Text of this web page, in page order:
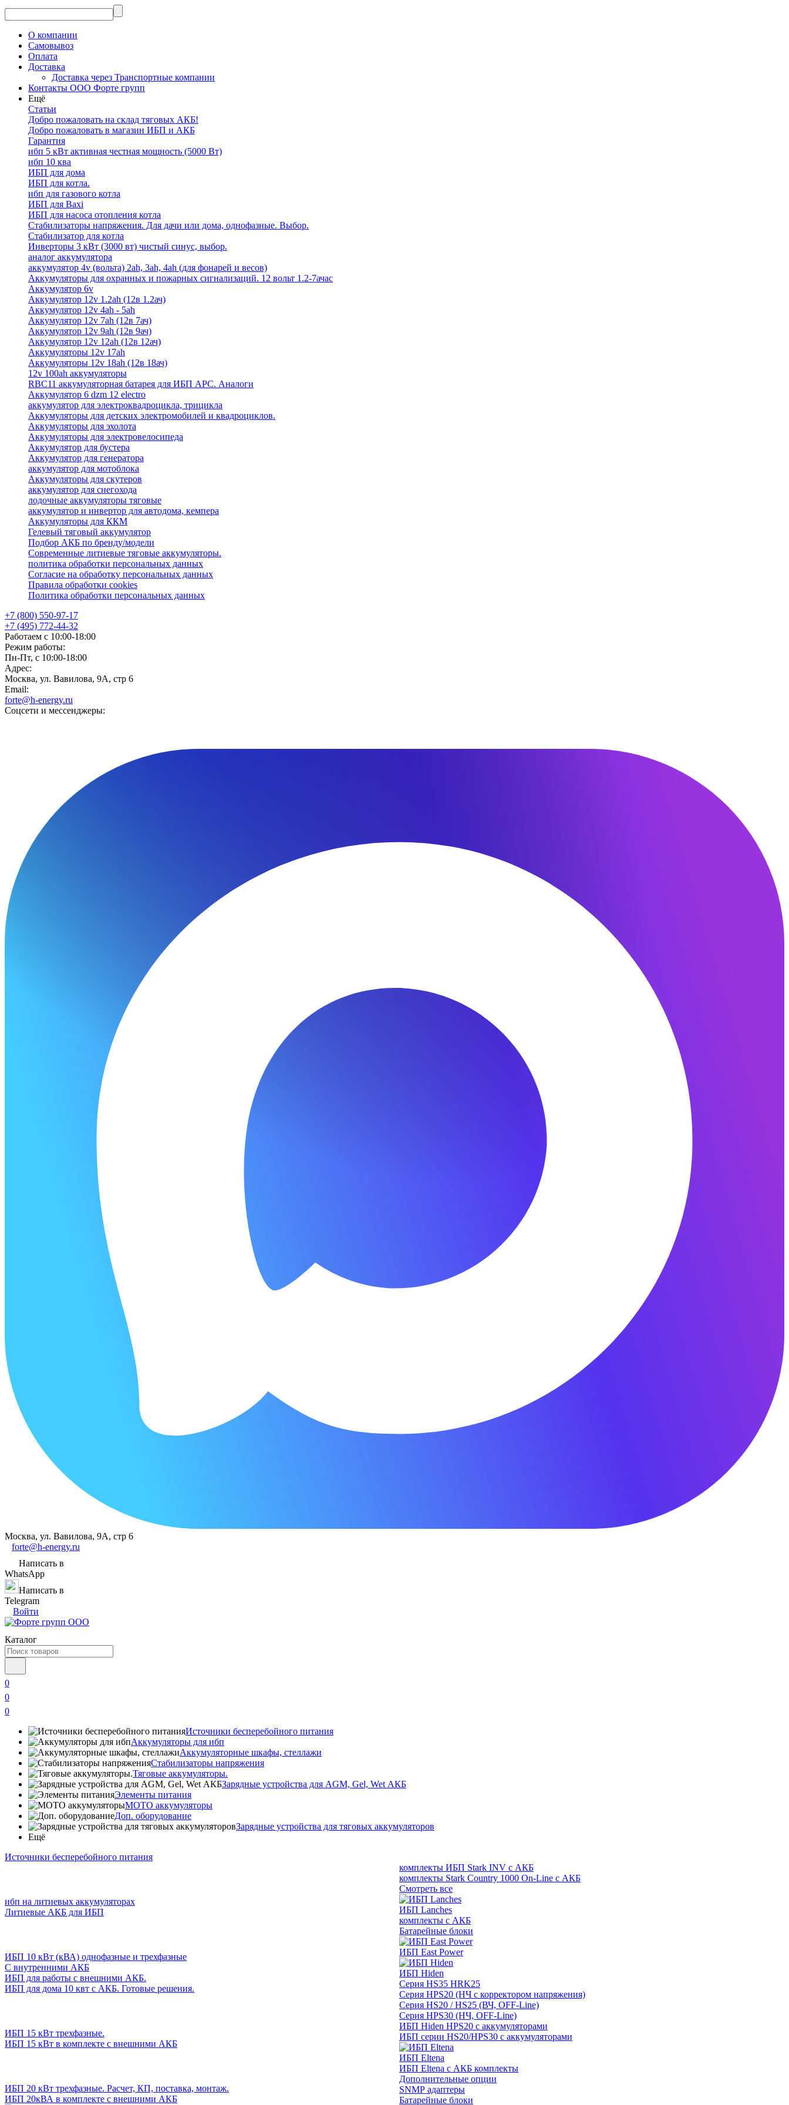
О компании
Самовывоз
Оплата
Доставка
Доставка через Транспортные компании
Контакты ООО Форте групп
Ещё
Статьи
Добро пожаловать на склад тяговых АКБ!
Добро пожаловать в магазин ИБП и АКБ
Гарантия
ибп 5 кВт активная честная мощность (5000 Вт)
ибп 10 ква
ИБП для дома
ИБП для котла.
ибп для газового котла
ИБП для Baxi
ИБП для насоса отопления котла
Стабилизаторы напряжения. Для дачи или дома, однофазные. Выбор.
Стабилизатор для котла
Инверторы 3 кВт (3000 вт) чистый синус, выбор.
аналог аккумулятора
аккумулятор 4v (вольта) 2ah, 3ah, 4ah (для фонарей и весов)
Аккумуляторы для охранных и пожарных сигнализаций. 12 вольт 1.2-7ачас
Аккумулятор 6v
Аккумулятор 12v 1.2ah (12в 1.2ач)
Аккумулятор 12v 4ah - 5ah
Аккумулятор 12v 7ah (12в 7ач)
Аккумулятор 12v 9ah (12в 9ач)
Аккумулятор 12v 12ah (12в 12ач)
Аккумуляторы 12v 17ah
Аккумуляторы 12v 18ah (12в 18ач)
12v 100ah аккумуляторы
RBC11 аккумуляторная батарея для ИБП APC. Аналоги
Аккумулятор 6 dzm 12 electro
аккумулятор для электроквадроцикла, трицикла
Аккумуляторы для детских электромобилей и квадроциклов.
Аккумуляторы для эхолота
Аккумуляторы для электровелосипеда
Аккумулятор для бустера
Аккумулятор для генератора
аккумулятор для мотоблока
Аккумуляторы для скутеров
аккумулятор для снегохода
лодочные аккумуляторы тяговые
аккумулятор и инвертор для автодома, кемпера
Аккумуляторы для ККМ
Гелевый тяговый аккумулятор
Подбор АКБ по бренду/модели
Современные литиевые тяговые аккумуляторы.
политика обработки персональных данных
Согласие на обработку персональных данных
Правила обработки cookies
Политика обработки персональных данных
+7 (800) 550-97-17
+7 (495) 772-44-32
Работаем с 10:00-18:00
Режим работы:
Пн-Пт, с 10:00-18:00
Адрес:
Москва, ул. Вавилова, 9А, стр 6
Email:
forte@h-energy.ru
Соцсети и мессенджеры:
Москва, ул. Вавилова, 9А, стр 6
forte@h-energy.ru
Написать в
WhatsApp
Написать в
Telegram
Войти
Каталог
0
0
0
Источники бесперебойного питания
Аккумуляторы для ибп
Аккумуляторные шкафы, стеллажи
Стабилизаторы напряжения
Тяговые аккумуляторы.
Зарядные устройства для AGM, Gel, Wet АКБ
Элементы питания
МОТО аккумуляторы
Доп. оборудование
Зарядные устройства для тяговых аккумуляторов
Ещё
Источники бесперебойного питания
ибп на литиевых аккумуляторах
Литиевые АКБ для ИБП
ИБП 10 кВт (кВА) однофазные и трехфазные
С внутренними АКБ
ИБП для работы с внешними АКБ.
ИБП для дома 10 квт с АКБ. Готовые решения.
ИБП 15 кВт трехфазные.
ИБП 15 кВт в комплекте с внешними АКБ
ИБП 20 кВт трехфазные. Расчет, КП, поставка, монтаж.
ИБП 20кВА в комплекте с внешними АКБ
комплекты ИБП Stark INV с АКБ
комплекты Stark Country 1000 On-Line с АКБ
Смотреть все
ИБП Lanches
комплекты с АКБ
Батарейные блоки
ИБП East Power
ИБП Hiden
Серия HS35 HRK25
Серия HPS20 (НЧ с корректором напряжения)
Серия HS20 / HS25 (ВЧ, OFF-Line)
Серия HPS30 (НЧ, OFF-Line)
ИБП Hiden HPS20 с аккумуляторами
ИБП серии HS20/HPS30 с аккумуляторами
ИБП Eltena
ИБП Eltena с АКБ комплекты
Дополнительные опции
SNMP адаптеры
Батарейные блоки